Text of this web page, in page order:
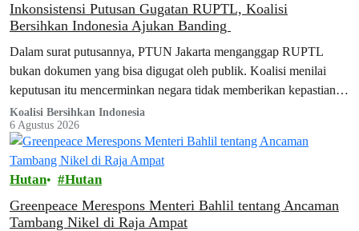
Inkonsistensi Putusan Gugatan RUPTL, Koalisi
Bersihkan Indonesia Ajukan Banding
Dalam surat putusannya, PTUN Jakarta menganggap RUPTL
bukan dokumen yang bisa digugat oleh publik. Koalisi menilai
keputusan itu mencerminkan negara tidak memberikan kepastian
hukum bagi warganya.
Koalisi Bersihkan Indonesia
6 Agustus 2026
Hutan Hutan
Greenpeace Merespons Menteri Bahlil tentang Ancaman
Tambang Nikel di Raja Ampat